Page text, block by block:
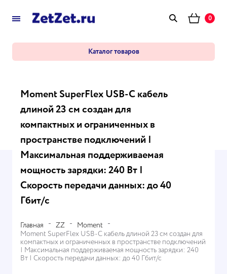
0
Каталог товаров
Moment SuperFlex USB-C кабель
длиной 23 см создан для
компактных и ограниченных в
пространстве подключений |
Максимальная поддерживаемая
мощность зарядки: 240 Вт |
Скорость передачи данных: до 40
Гбит/с
Главная ZZ
Moment
Moment SuperFlex USB-C кабель длиной 23 см создан для
компактных и ограниченных в пространстве подключений
| Максимальная поддерживаемая мощность зарядки: 240
Вт | Скорость передачи данных: до 40 Гбит/с